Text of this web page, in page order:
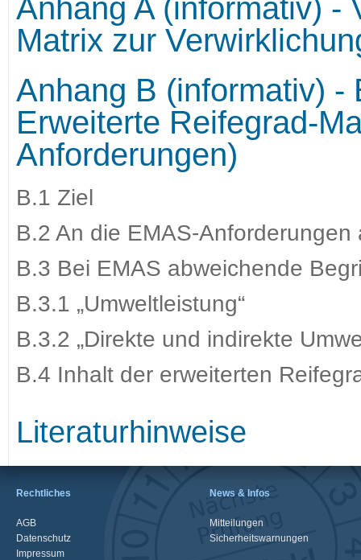
Anhang A (informativ) -
Matrix zur
Anhang B (informativ) -
Erweiterte Reifegrad-
Anforderungen)
B.1 Ziel
B.2 An die EMAS-
B.3 Bei EMAS abweichende
B.3.1 „Umweltleistung“
B.3.2 „Direkte und indirekte
B.4 Inhalt der erweiterten
Literaturhinweise
Rechtliches
AGB
Datenschutz
Impressum
News & Infos
Mitteilungen
Sicherheitswarnungen